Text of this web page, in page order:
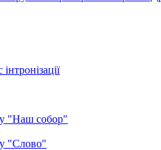
"Наш собор"
"Слово"